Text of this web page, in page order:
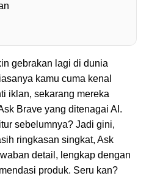
gebrakan lagi di dunia
kamu cuma kenal
iklan, sekarang mereka
Brave yang ditenagai AI.
sebelumnya? Jadi gini,
ringkasan singkat, Ask
detail, lengkap dengan
produk. Seru kan?